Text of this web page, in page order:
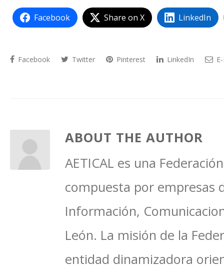
Facebook Share on X LinkedIn
Facebook Twitter Pinterest LinkedIn
ABOUT THE AUTHOR
AETICAL es una
compuesta por empresas
Información,
León. La misión de la
entidad dinamizadora